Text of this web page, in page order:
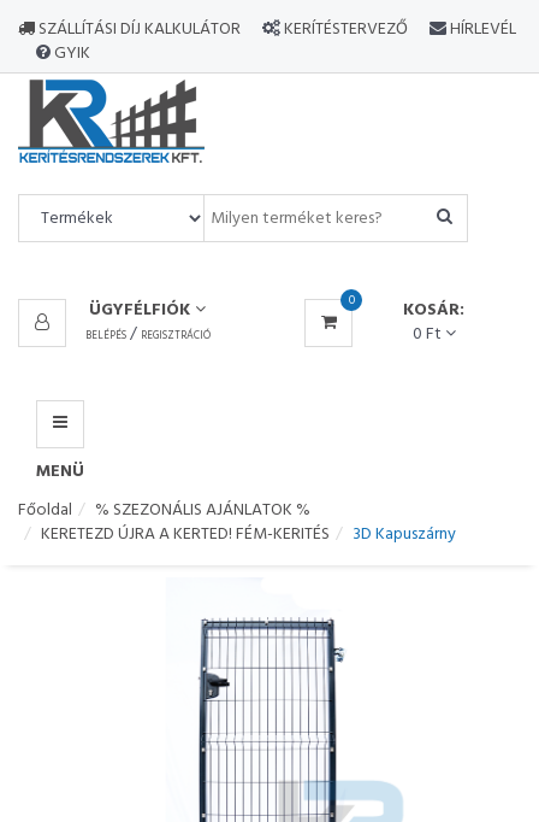
SZÁLLÍTÁSI DÍJ KALKULÁTOR KERÍTÉSTERVEZŐ
HÍRLEVÉL
GYIK
ÜGYFÉLFIÓK
BELÉPÉS/ REGISZTRÁCIÓ
0
KOSÁR:
0 Ft
MENÜ
MINDEN
TERMÉK
MENÜ
Főoldal
% SZEZONÁLIS AJÁNLATOK %
KERETEZD ÚJRA A KERTED! FÉM-KERITÉS
3D Kapuszárny